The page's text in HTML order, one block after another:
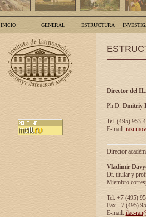
INICIO GENERAL ESTRUCTURA
Director del
Ph.D. Dmitriy
Tel. (495) 953-
E-mail:
Director
Vladimir
Dr. titular y
Miembro
Tel. +7 (495)
Fax +7 (495)
E-mail: ilac-